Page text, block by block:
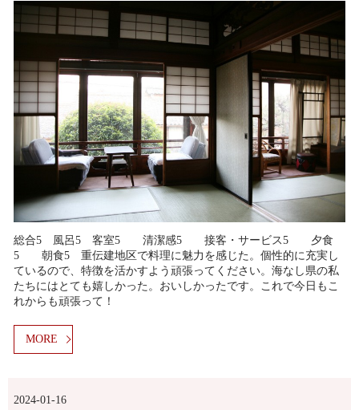
総合5 風呂5 客室5 清潔感5 接客・サービス5 夕食
5 朝食5 重伝建地区で料理に魅力を感じた。個性的に充実し
ているので、特徴を活かすよう頑張ってください。海なし県の私
たちにはとても嬉しかった。おいしかったです。これで今日もこ
れからも頑張って！
MORE
2024-01-16